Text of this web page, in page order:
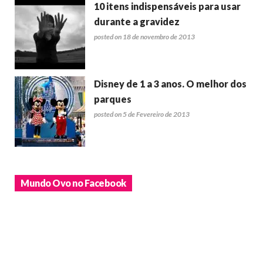
10 itens indispensáveis para usar
durante a gravidez
posted on 18 de novembro de 2013
Disney de 1 a 3 anos. O melhor dos
parques
posted on 5 de Fevereiro de 2013
Mundo Ovo no Facebook